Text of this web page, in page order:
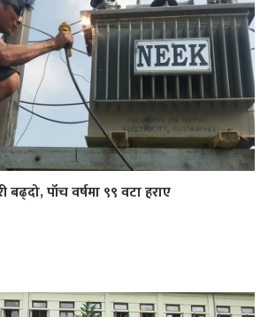
बढ्दो, पाँच वर्षमा ९९ वटा हराए